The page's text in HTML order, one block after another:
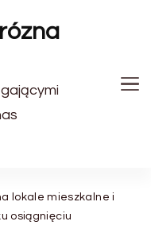
lokale mieszkalne i
osiągnięciu